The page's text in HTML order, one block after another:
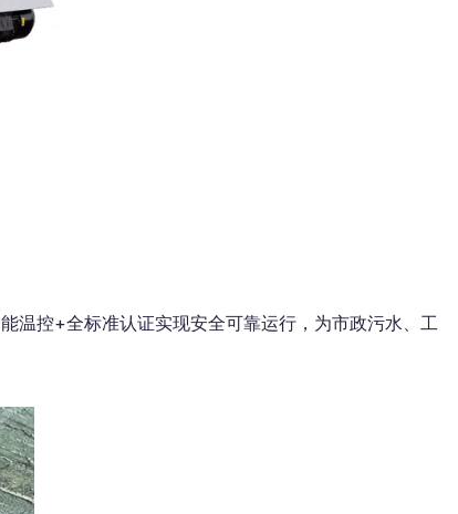
温控+全标准认证实现安全可靠运行，为市政污水、工